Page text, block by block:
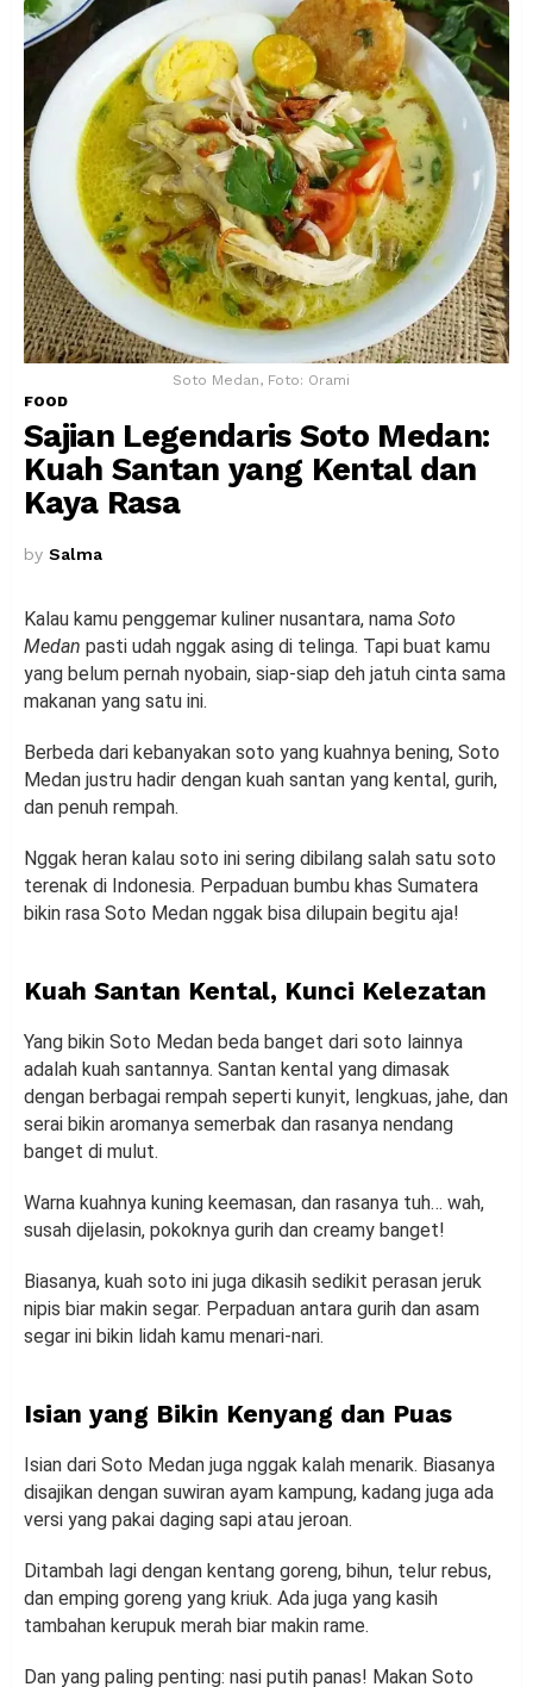
Soto Medan, Foto: Orami
FOOD
Sajian Legendaris Soto Medan:
Kuah Santan yang Kental dan
Kaya Rasa
by Salma
Kalau kamu penggemar kuliner nusantara, nama Soto
Medan pasti udah nggak asing di telinga. Tapi buat kamu
yang belum pernah nyobain, siap-siap deh jatuh cinta sama
makanan yang satu ini.
Berbeda dari kebanyakan soto yang kuahnya bening, Soto
Medan justru hadir dengan kuah santan yang kental, gurih,
dan penuh rempah.
Nggak heran kalau soto ini sering dibilang salah satu soto
terenak di Indonesia. Perpaduan bumbu khas Sumatera
bikin rasa Soto Medan nggak bisa dilupain begitu aja!
Kuah Santan Kental, Kunci Kelezatan
Yang bikin Soto Medan beda banget dari soto lainnya
adalah kuah santannya. Santan kental yang dimasak
dengan berbagai rempah seperti kunyit, lengkuas, jahe, dan
serai bikin aromanya semerbak dan rasanya nendang
banget di mulut.
Warna kuahnya kuning keemasan, dan rasanya tuh… wah,
susah dijelasin, pokoknya gurih dan creamy banget!
Biasanya, kuah soto ini juga dikasih sedikit perasan jeruk
nipis biar makin segar. Perpaduan antara gurih dan asam
segar ini bikin lidah kamu menari-nari.
Isian yang Bikin Kenyang dan Puas
Isian dari Soto Medan juga nggak kalah menarik. Biasanya
disajikan dengan suwiran ayam kampung, kadang juga ada
versi yang pakai daging sapi atau jeroan.
Ditambah lagi dengan kentang goreng, bihun, telur rebus,
dan emping goreng yang kriuk. Ada juga yang kasih
tambahan kerupuk merah biar makin rame.
Dan yang paling penting: nasi putih panas! Makan Soto